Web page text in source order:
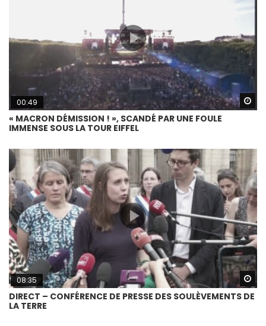
00:49
« MACRON DÉMISSION ! », SCANDÉ PAR UNE FOULE
IMMENSE SOUS LA TOUR EIFFEL
08:35
DIRECT – CONFÉRENCE DE PRESSE DES SOULÈVEMENTS DE
LA TERRE